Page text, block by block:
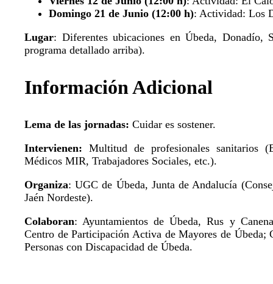
Domingo 21 de Junio (12:00 h): Actividad: Los
Lugar: Diferentes ubicaciones en Úbeda,
programa detallado arriba).
Información Adicional
Lema de las jornadas: Cuidar es sostener.
Intervienen: Multitud de profesionales sanitarios
Médicos MIR, Trabajadores Sociales, etc.).
Organiza: UGC de Úbeda, Junta de Andalucía
Jaén Nordeste).
Colaboran: Ayuntamientos de Úbeda, Rus y
Centro de Participación Activa de Mayores de Úbeda;
Personas con Discapacidad de Úbeda.